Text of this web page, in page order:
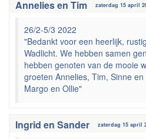
Annelies en Tim zaterdag 15 april
26/2-5/3 2022
"Bedankt voor een heerlijk,
Wadlicht. We hebben samen
hebben genoten van de mooie
groeten Annelies, Tim, Sinne
Margo en Ollie"
Ingrid en Sander zaterdag 15 april